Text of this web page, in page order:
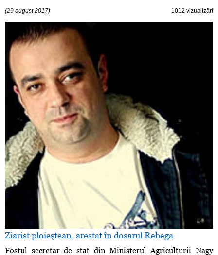
(29 august 2017) 1012 vizualizări
Ziarist ploieştean, arestat în dosarul Rebega
Fostul secretar de stat din Ministerul Agriculturii Nagy